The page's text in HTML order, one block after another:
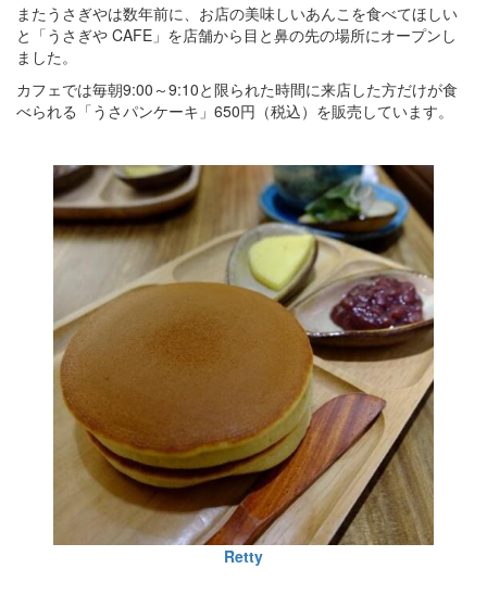
またうさぎやは数年前に、お店の美味しいあんこを食べてほしい
と「うさぎや CAFE」を店舗から目と鼻の先の場所にオープンし
ました。
カフェでは毎朝9:00～9:10と限られた時間に来店した方だけが食
べられる「うさパンケーキ」650円（税込）を販売しています。
Retty